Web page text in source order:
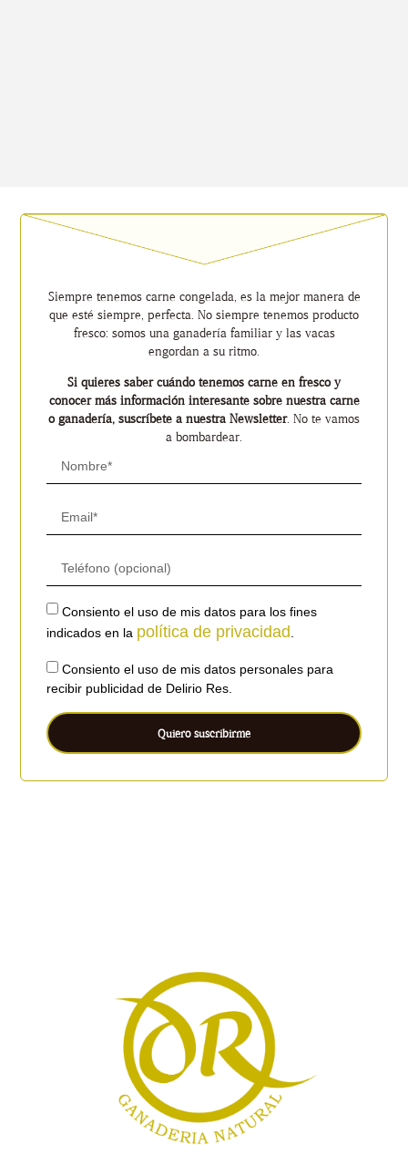
Siempre tenemos carne congelada, es la mejor manera de
que esté siempre, perfecta. No siempre tenemos producto
fresco: somos una ganadería familiar y las vacas
engordan a su ritmo.
Si quieres saber cuándo tenemos carne en fresco y
conocer más información interesante sobre nuestra carne
o ganadería, suscríbete a nuestra Newsletter. No te vamos
a bombardear.
Consiento el uso de mis datos para los fines
indicados en la política de privacidad.
Consiento el uso de mis datos personales para
recibir publicidad de Delirio Res.
Quiero suscribirme